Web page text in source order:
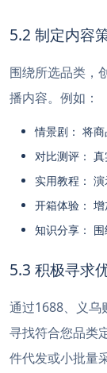
5.2 制定内容
围绕所选品类，
播内容。例如：
情景剧： 将商
对比测评：
实用教程： 演
开箱体验： 增
知识分享： 围
5.3 积极寻求
通过1688、义乌
寻找符合您品类
件代发或小批量